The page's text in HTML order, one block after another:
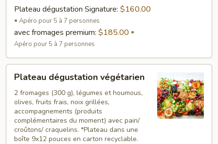
Plateau dégustation Signature: $160.00
Apéro pour 5 à 7 personnes
avec fromages premium: $185.00
Apéro pour 5 à 7 personnes
dégustation
végétarien
Plateau dégustation végétarien
2 fromages (300 g), légumes et houmous,
olives, fruits frais, noix grillées,
accompagnements (produits
complémentaires du moment) avec pain/
croûtons/ craquelins. *Plateau dans une
boîte 9x12 pouces en carton recyclable.